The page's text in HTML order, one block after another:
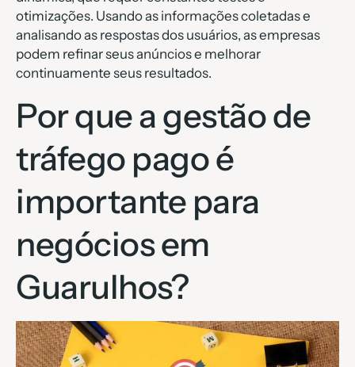
otimizações. Usando as informações coletadas e
analisando as respostas dos usuários, as empresas
podem refinar seus anúncios e melhorar
continuamente seus resultados.
Por que a gestão de
tráfego pago é
importante para
negócios em
Guarulhos?